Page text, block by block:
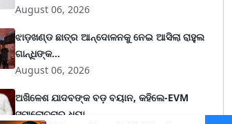
August 06, 2026
ଝାଡ଼ଖଣ୍ଡ ଛାତ୍ର ଆନ୍ଦୋଳନକୁ ନେଇ ଆସିଲା ରାହୁଲ
ଗାନ୍ଧିଙ୍କ...
August 06, 2026
ଅଖିଳେଶ ଯାଦବଙ୍କ ବଡ଼ ବୟାନ, କହିଲେ-EVM
ସମାଲୋଚନାରୁ ଧ୍ୟା...